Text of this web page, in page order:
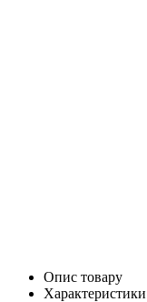
Опис товару
Характеристики